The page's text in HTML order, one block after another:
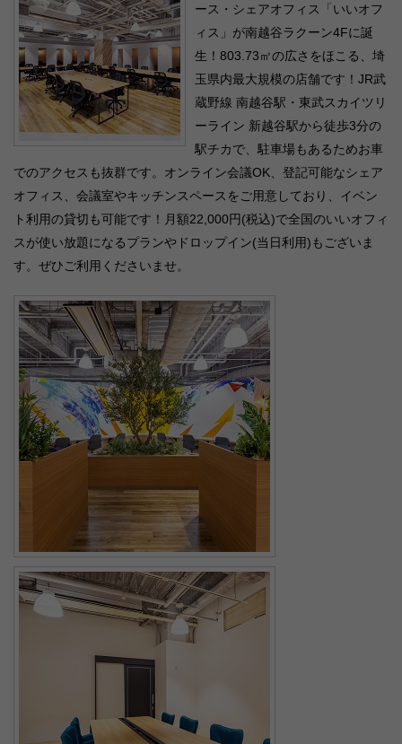
ース・シェアオフィス「いいオフ
ィス」が南越谷ラクーン4Fに誕
生！803.73㎡の広さをほこる、埼
玉県内最大規模の店舗です！JR武
蔵野線 南越谷駅・東武スカイツリ
ーライン 新越谷駅から徒歩3分の
駅チカで、駐車場もあるためお車
でのアクセスも抜群です。オンライン会議OK、登記可能なシェア
オフィス、会議室やキッチンスペースをご用意しており、イベン
ト利用の貸切も可能です！月額22,000円(税込)で全国のいいオフィ
スが使い放題になるプランやドロップイン(当日利用)もございま
す。ぜひご利用くださいませ。